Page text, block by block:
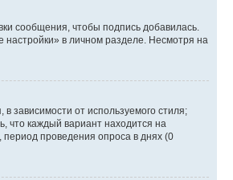
сообщения, чтобы подпись добавилась.
в личном разделе. Несмотря на
зависимости от используемого стиля;
что каждый вариант находится на
период проведения опроса в днях (0